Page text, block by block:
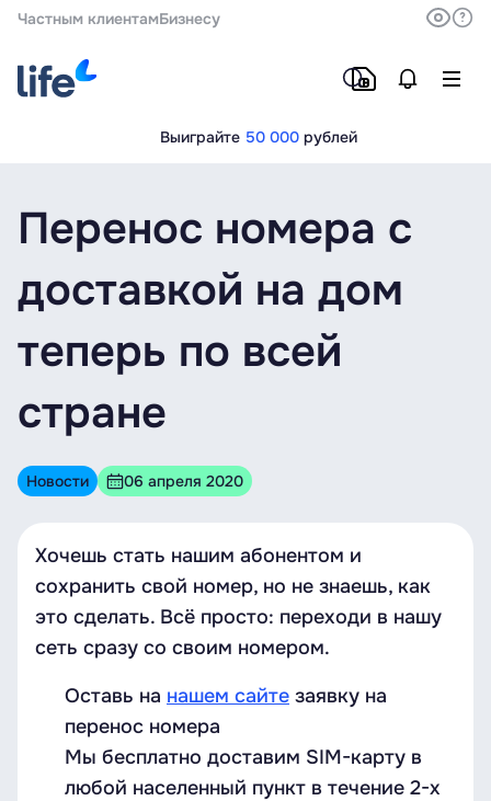
Частным клиентамБизнесу
Выиграйте 50 000 рублей
Перенос номера с
доставкой на дом
теперь по всей
стране
Новости 06 апреля 2020
Хочешь стать нашим абонентом и
сохранить свой номер, но не знаешь, как
это сделать. Всё просто: переходи в нашу
сеть сразу со своим номером.
Оставь на нашем сайте заявку на
перенос номера
Мы бесплатно доставим SIM-карту в
любой населенный пункт в течение 2-х